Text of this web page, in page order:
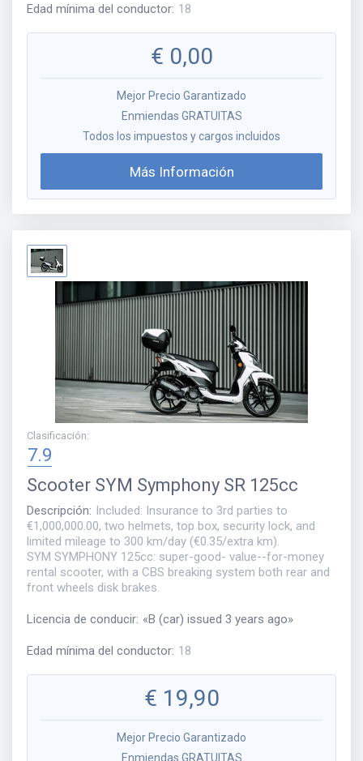
Edad mínima del conductor: 18
€ 0,00
Mejor Precio Garantizado
Enmiendas GRATUITAS
Todos los impuestos y cargos incluidos
Más Información
Clasificación:
7.9
Scooter SYM Symphony SR 125cc
Descripción:
Included: Insurance to 3rd parties to
€1,000,000.00, two helmets, top box, security lock, and
limited mileage to 300 km/day (€0.35/extra km).
SYM SYMPHONY 125cc: super-good- value--for-money
rental scooter, with a CBS breaking system both rear and
front wheels disk brakes.
Licencia de conducir: «B (car) issued 3 years ago»
Edad mínima del conductor: 18
€ 19,90
Mejor Precio Garantizado
Enmiendas GRATUITAS